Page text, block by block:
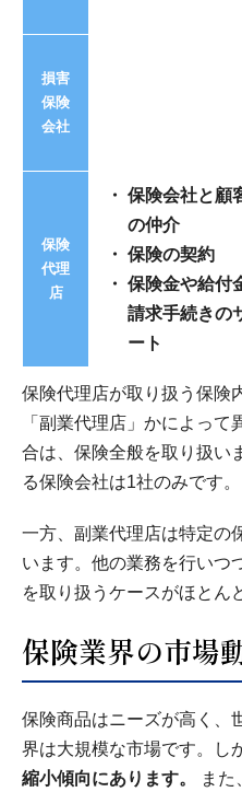
損害
保険
会社
保険
代理
店
保険会社と顧
の仲介
保険の契約
保険金や給付
請求手続きの
ート
保険代理店が取り扱う保険
「副業代理店」かによっ
合は、保険全般を取り扱い
る保険会社は1社のみです。
一方、副業代理店は特定の
います。他の業務を行いつ
を取り扱うケースがほとん
保険業界の市場
保険商品はニーズが高く、
界は大規模な市場です。し
縮小傾向にあります。
また